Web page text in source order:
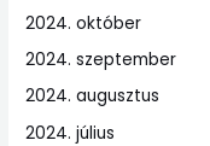
2024. október
2024. szeptember
2024. augusztus
2024. július